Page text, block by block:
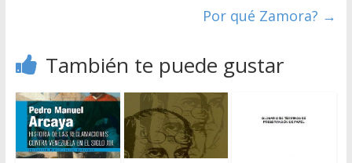
Por qué Zamora? →
También te puede gustar